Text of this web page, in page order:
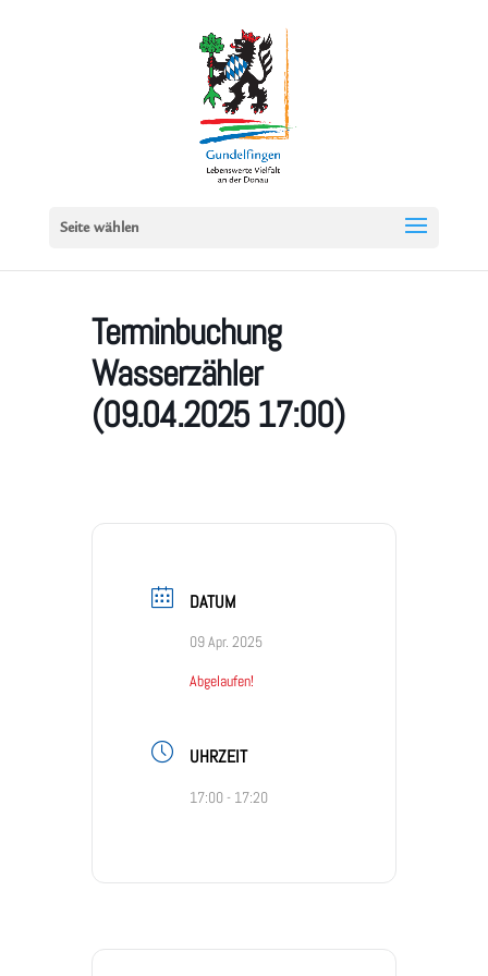
Seite wählen
Terminbuchung
Wasserzähler
(09.04.2025 17:00)
DATUM
09 Apr. 2025
Abgelaufen!
UHRZEIT
17:00 - 17:20